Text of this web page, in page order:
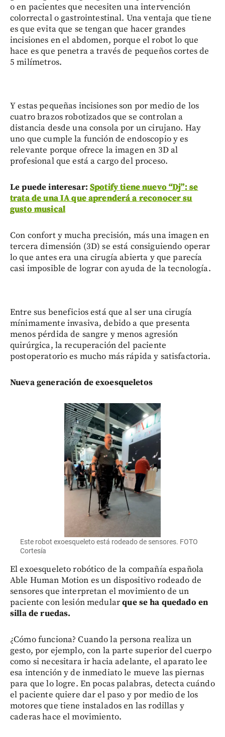
o en pacientes que necesiten una intervención
colorrectal o gastrointestinal. Una ventaja que tiene
es que evita que se tengan que hacer grandes
incisiones en el abdomen, porque el robot lo que
hace es que penetra a través de pequeños cortes de
5 milímetros.
Y estas pequeñas incisiones son por medio de los
cuatro brazos robotizados que se controlan a
distancia desde una consola por un cirujano. Hay
uno que cumple la función de endoscopio y es
relevante porque ofrece la imagen en 3D al
profesional que está a cargo del proceso.
Le puede interesar: Spotify tiene nuevo “Dj”: se
trata de una IA que aprenderá a reconocer su
gusto musical
Con confort y mucha precisión, más una imagen en
tercera dimensión (3D) se está consiguiendo operar
lo que antes era una cirugía abierta y que parecía
casi imposible de lograr con ayuda de la tecnología.
Entre sus beneficios está que al ser una cirugía
mínimamente invasiva, debido a que presenta
menos pérdida de sangre y menos agresión
quirúrgica, la recuperación del paciente
postoperatorio es mucho más rápida y satisfactoria.
Nueva generación de exoesqueletos
Este robot exoesqueleto está rodeado de sensores. FOTO
Cortesía
El exoesqueleto robótico de la compañía española
Able Human Motion es un dispositivo rodeado de
sensores que interpretan el movimiento de un
paciente con lesión medularque se ha quedado en
silla de ruedas.
¿Cómo funciona? Cuando la persona realiza un
gesto, por ejemplo, con la parte superior del cuerpo
como si necesitara ir hacia adelante, el aparato lee
esa intención y de inmediato le mueve las piernas
para que lo logre. En pocas palabras, detecta cuándo
el paciente quiere dar el paso y por medio de los
motores que tiene instalados en las rodillas y
caderas hace el movimiento.